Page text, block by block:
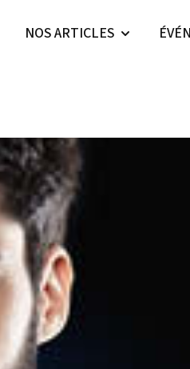
NOS ARTICLES